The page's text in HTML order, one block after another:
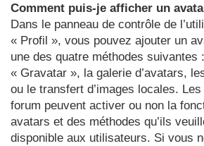
Comment puis-je afficher un
Dans le panneau de contrôle de
« Profil », vous pouvez ajouter un
une des quatre méthodes suivantes
« Gravatar », la galerie d’avatars,
ou le transfert d’images locales.
forum peuvent activer ou non la
avatars et des méthodes qu’ils
disponible aux utilisateurs. Si vous